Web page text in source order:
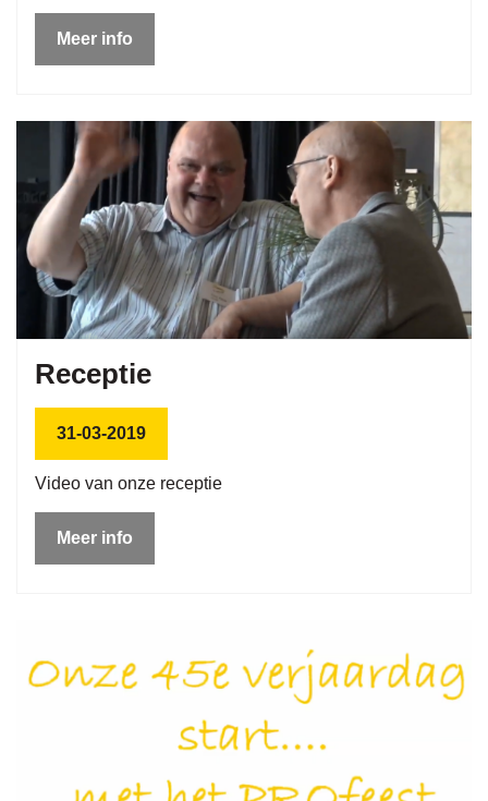
Meer info
Receptie
31-03-2019
Video van onze receptie
Meer info